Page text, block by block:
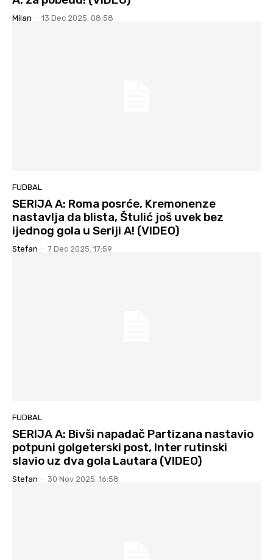
Milan - 13 Dec 2025. 08:58
FUDBAL
SERIJA A: Roma posrće, Kremonenze
nastavlja da blista, Štulić još uvek bez
ijednog gola u Seriji A! (VIDEO)
Stefan - 7 Dec 2025. 17:59
FUDBAL
SERIJA A: Bivši napadač Partizana nastavio
potpuni golgeterski post, Inter rutinski
slavio uz dva gola Lautara (VIDEO)
Stefan - 30 Nov 2025. 16:58